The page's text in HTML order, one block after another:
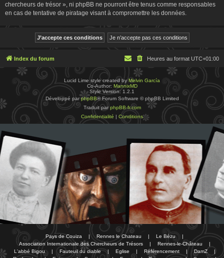
chercheurs de trésor », ni phpBB ne pourront être tenus comme responsables
en cas de tentative de piratage visant à compromettre les données.
Index du forum Heures au format UTC+01:00
Lucid Lime style created byMelvin García
Co-Author: MannixMD
Style Version: 1.2.1
Développé parphpBB® Forum Software © phpBB Limited
Traduit parphpBB-fr.com
Confidentialité | Conditions
Pays de Couiza | Rennes le Chateau | Le Bézu
|
Association Internationale des Chercheurs de Trésors
| Rennes-le-Château
|
L'abbé Bigou
| Fauteuil du diable | Eglise | Référencement | DamZ
|